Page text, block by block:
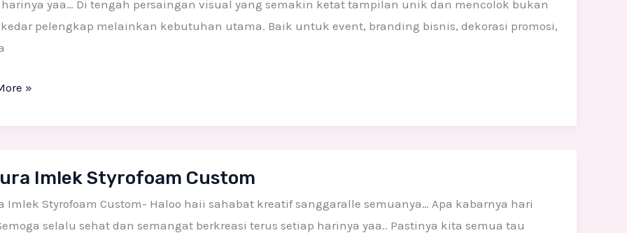
harinya yaa… Di tengah persaingan visual yang semakin ketat tampilan unik dan mencolok bukan
pelengkap melainkan kebutuhan utama. Baik untuk event, branding bisnis, dekorasi promosi,
»
Imlek Styrofoam Custom
Imlek Styrofoam Custom- Haloo haii sahabat kreatif sanggaralle semuanya… Apa kabarnya hari
selalu sehat dan semangat berkreasi terus setiap harinya yaa.. Pastinya kita semua tau